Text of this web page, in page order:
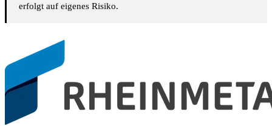
erfolgt auf eigenes Risiko.